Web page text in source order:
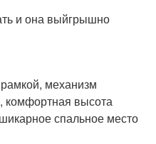
и она выйгрышно
механизм
высота
спальное место